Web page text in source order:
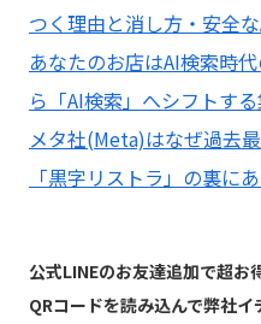
つく理由と消し方・安全
あなたのお店はAI検索時
ら「AI検索」へシフトす
メタ社(Meta)はなぜ過去
「黒字リストラ」の裏に
公式LINEのお友達追加で超お
QRコードを読み込んで弊社